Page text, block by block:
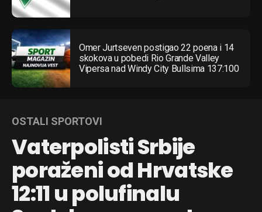
Omer Jurtseven postigao 22 poena i 14
skokova u pobedi Rio Grande Valley
Vipersa nad Windy City Bullsima 137:100
OSTALI SPORTOVI
Vaterpolisti Srbije
poraženi od Hrvatske
12:11 u polufinalu